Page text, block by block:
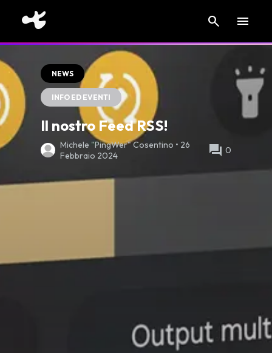
search menu
NEWS
INFO ED EVENTI
Il nostro Feed RSS!
Michele "PingWer" Cosentino • 26
Febbraio 2024
forum 0